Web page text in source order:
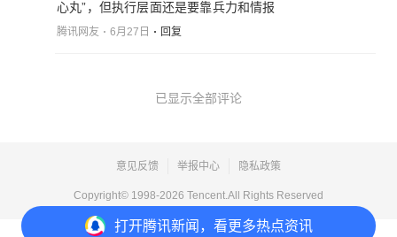
打开腾讯新闻，看更多热点资讯
心丸”，但执行层面还是要靠兵力和情报
腾讯网友 6月27日 回复
已显示全部评论
意见反馈 举报中心 隐私政策
Copyright© 1998-2026 Tencent.All Rights Reserved